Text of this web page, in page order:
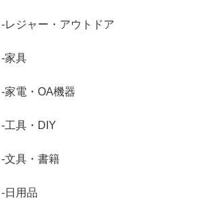
レジャー・アウトドア
家具
家電・OA機器
工具・DIY
文具・書籍
日用品